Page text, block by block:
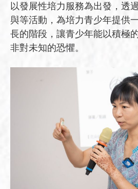
以發展性培力服務為出發，透
與等活動，為培力青少年提供
長的階段，讓青少年能以積極
非對未知的恐懼。